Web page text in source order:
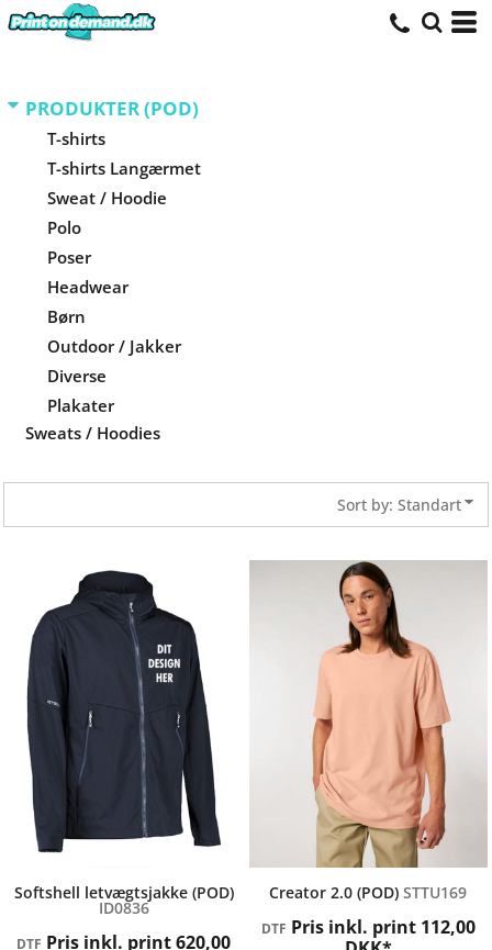
PRODUKTER (POD)
T-shirts
T-shirts Langærmet
Sweat / Hoodie
Polo
Poser
Headwear
Børn
Outdoor / Jakker
Diverse
Plakater
Sweats / Hoodies
Sort by: Standart
ID Identity
Softshell letvægtsjakke (POD)
ID0836
DTF Pris inkl. print620,00
STANLEY / STELLA
Creator 2.0 (POD) STTU169
DTF Pris inkl. print 112,00
Standart
Date Added